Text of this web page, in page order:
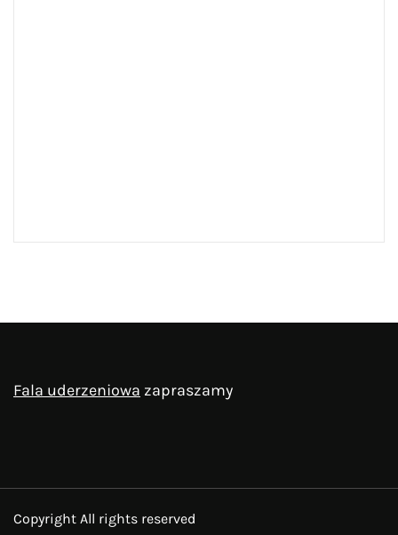
Fala uderzeniowa zapraszamy
Copyright All rights reserved